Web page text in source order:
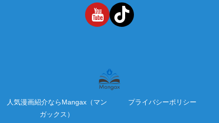
人気漫画紹介ならMangax（マン
ガックス）
プライバシーポリシー